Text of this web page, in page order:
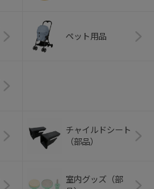
ペット用品
チャイルドシート
（部品）
室内グッズ（部